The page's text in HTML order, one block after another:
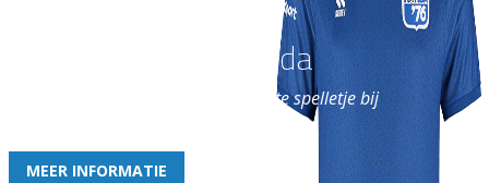
Word nu lid van Rohda
en geniet iedere week van het leukste spelletje bij
MEER INFORMATIE